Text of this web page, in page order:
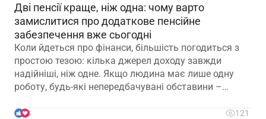
Дві пенсії краще, ніж одна: чому варто
замислитися про додаткове пенсійне
забезпечення вже сьогодні
Коли йдеться про фінанси, більшість погодиться з
простою тезою: кілька джерел доходу завжди
надійніші, ніж одне. Якщо людина має лише одну
роботу, будь-які непередбачувані обставини –
окремій галузі – можуть миттєво позбавити її
3
121